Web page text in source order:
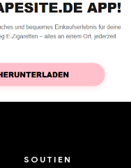
SOUTIEN